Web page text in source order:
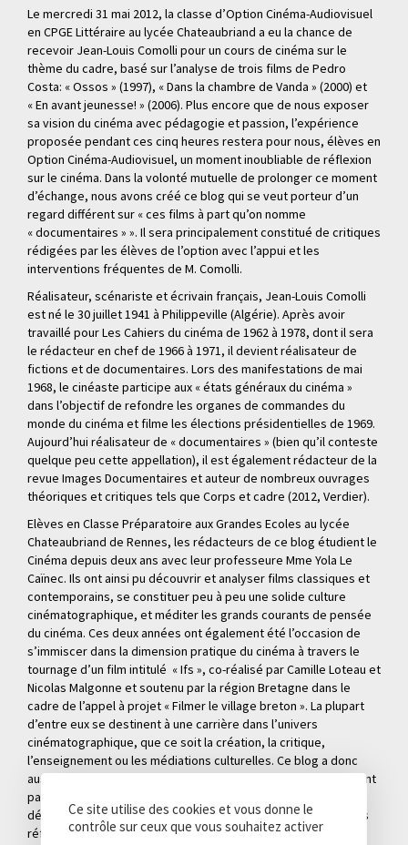
Le mercredi 31 mai 2012, la classe d’Option Cinéma-Audiovisuel
en CPGE Littéraire au lycée Chateaubriand a eu la chance de
recevoir Jean-Louis Comolli pour un cours de cinéma sur le
thème du cadre, basé sur l’analyse de trois films de Pedro
Costa: « Ossos » (1997), « Dans la chambre de Vanda » (2000) et
« En avant jeunesse! » (2006). Plus encore que de nous exposer
sa vision du cinéma avec pédagogie et passion, l’expérience
proposée pendant ces cinq heures restera pour nous, élèves en
Option Cinéma-Audiovisuel, un moment inoubliable de réflexion
sur le cinéma. Dans la volonté mutuelle de prolonger ce moment
d’échange, nous avons créé ce blog qui se veut porteur d’un
regard différent sur « ces films à part qu’on nomme
« documentaires » ». Il sera principalement constitué de critiques
rédigées par les élèves de l’option avec l’appui et les
interventions fréquentes de M. Comolli.
Réalisateur, scénariste et écrivain français, Jean-Louis Comolli
est né le 30 juillet 1941 à Philippeville (Algérie). Après avoir
travaillé pour Les Cahiers du cinéma de 1962 à 1978, dont il sera
le rédacteur en chef de 1966 à 1971, il devient réalisateur de
fictions et de documentaires. Lors des manifestations de mai
1968, le cinéaste participe aux « états généraux du cinéma »
dans l’objectif de refondre les organes de commandes du
monde du cinéma et filme les élections présidentielles de 1969.
Aujourd’hui réalisateur de « documentaires » (bien qu’il conteste
quelque peu cette appellation), il est également rédacteur de la
revue Images Documentaires et auteur de nombreux ouvrages
théoriques et critiques tels que Corps et cadre (2012, Verdier).
Elèves en Classe Préparatoire aux Grandes Ecoles au lycée
Chateaubriand de Rennes, les rédacteurs de ce blog étudient le
Cinéma depuis deux ans avec leur professeure Mme Yola Le
Caïnec. Ils ont ainsi pu découvrir et analyser films classiques et
contemporains, se constituer peu à peu une solide culture
cinématographique, et méditer les grands courants de pensée
du cinéma. Ces deux années ont également été l’occasion de
s’immiscer dans la dimension pratique du cinéma à travers le
tournage d’un film intitulé « Ifs », co-réalisé par Camille Loteau et
Nicolas Malgonne et soutenu par la région Bretagne dans le
cadre de l’appel à projet « Filmer le village breton ». La plupart
d’entre eux se destinent à une carrière dans l’univers
cinématographique, que ce soit la création, la critique,
l’enseignement ou les médiations culturelles. Ce blog a donc
aussi pour fonction de maintenir un lien entre ces élèves qui ont
partagé pendant deux ans la même passion dans cette
découverte collective du cinéma, et de les appuyer dans leurs
réflexions et entreprises.
Ce site utilise des cookies et vous donne le
contrôle sur ceux que vous souhaitez activer